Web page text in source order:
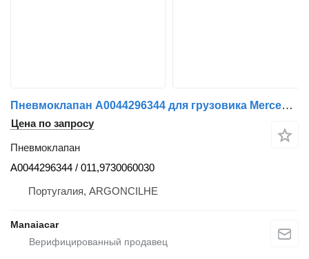
Пневмоклапан A0044296344 для грузовика Mercedes-Benz ACTROS MP4 | 11
Цена по запросу
Пневмоклапан
A0044296344 / 011,9730060030
Португалия, ARGONCILHE
Manaiacar